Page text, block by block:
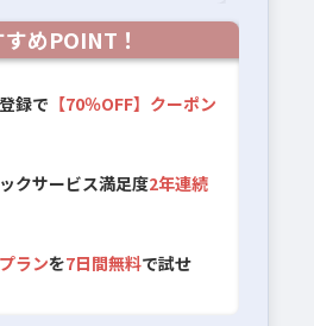
すめPOINT！
録で 【70％OFF】クーポン
クサービス満足度2年連続
ランを7日間無料で試せ